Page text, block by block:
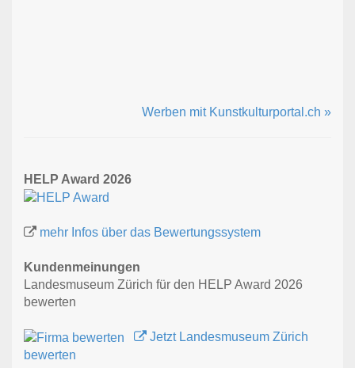
Werben mit Kunstkulturportal.ch »
HELP Award 2026
mehr Infos über das Bewertungssystem
Kundenmeinungen
Landesmuseum Zürich für den HELP Award 2026
bewerten
Jetzt Landesmuseum Zürich
bewerten